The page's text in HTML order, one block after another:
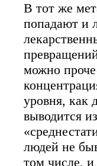
В тот же
попадают и
можно
уровня, как
выводится
людей не
том числе,